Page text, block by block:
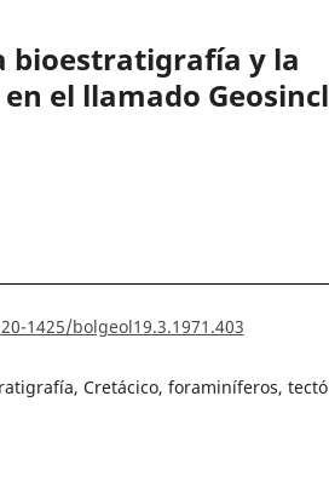
bioestratigrafía y la
el llamado
1425/bolgeol19.3.1971.403
Cretácico, foraminíferos,